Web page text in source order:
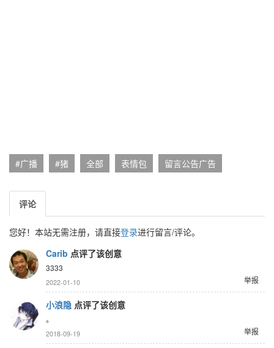
#广播 #猪 全部 表情包 留言公告广告
评论
您好！本站无需注册，请直接登录进行留言/评论。
Carib 点评了该创意
3333
举报
2022-01-10
小浪隐 点评了该创意
。
举报
2018-09-19